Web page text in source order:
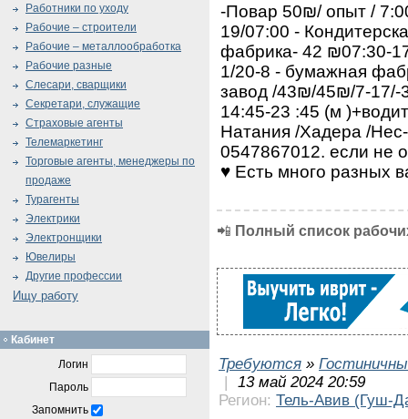
-Повар 50₪/ опыт /
19/07:00 -
фабрика- 42 ₪07:30-
1/20-8 - бумажная
завод /43₪/45₪/7-17/-
14:45-23 :45 (м
Натания /Хадера /
0547867012. если не
♥️ Есть много разных
📲 Полный список
Требуются »
|
13 май 2024 20:59
Регион: Тель-Авив (Гуш-
Работники по уходу
Рабочие – строители
Рабочие – металлообработка
Рабочие разные
Слесари, сварщики
Секретари, служащие
Страховые агенты
Телемаркетинг
Торговые агенты, менеджеры по
продаже
Турагенты
Электрики
Электронщики
Ювелиры
Другие профессии
Ищу работу
Кабинет
Логин
Пароль
Запомнить